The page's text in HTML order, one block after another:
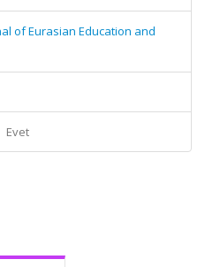
of Eurasian Education and
Evet